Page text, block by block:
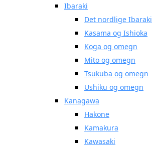
Ibaraki
Det nordlige Ibaraki
Kasama og Ishioka
Koga og omegn
Mito og omegn
Tsukuba og omegn
Ushiku og omegn
Kanagawa
Hakone
Kamakura
Kawasaki